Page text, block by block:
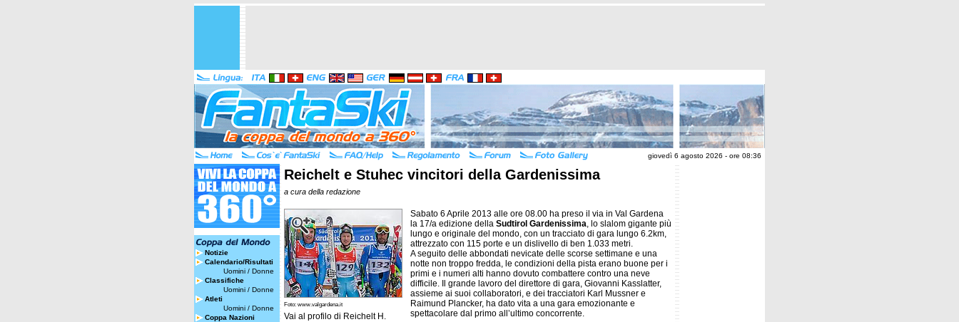
giovedì 6 agosto 2026 - ore 08:36
Notizie
Calendario/Risultati
Uomini / Donne
Classifiche
Uomini / Donne
Atleti
Uomini / Donne
Coppa Nazioni
Reichelt e Stuhec vincitori della Gardenissima
a cura della redazione
Foto: www.valgardena.it
Vai al profilo di Reichelt H.
Sabato 6 Aprile 2013 alle ore 08.00 ha preso il via in Val Gardena
la 17/a edizione della Sudtirol Gardenissima, lo slalom gigante più
lungo e originale del mondo, con un tracciato di gara lungo 6.2km,
attrezzato con 115 porte e un dislivello di ben 1.033 metri.
A seguito delle abbondati nevicate delle scorse settimane e una
notte non troppo fredda, le condizioni della pista erano buone per i
primi e i numeri alti hanno dovuto combattere contro una neve
difficile. Il grande lavoro del direttore di gara, Giovanni Kasslatter,
assieme ai suoi collaboratori, e dei tracciatori Karl Mussner e
Raimund Plancker, ha dato vita a una gara emozionante e
spettacolare dal primo all’ultimo concorrente.